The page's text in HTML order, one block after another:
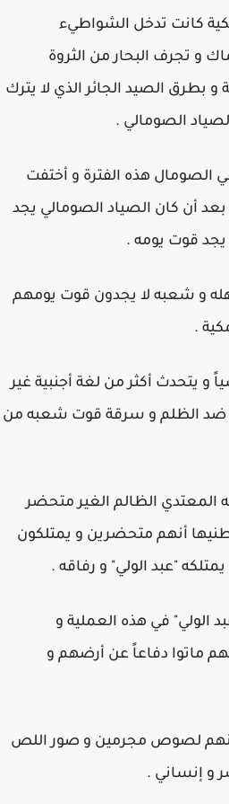
كانت تدخل الشواطيء
و تجرف البحار من الثروة
بطرق الصيد الجائر الذي لا يترك
الصومالي .
الصومال هذه الفترة و أختفت
أن كان الصياد الصومالي يجد
يجد قوت يومه .
و شعبه لا يجدون قوت يومهم
.
و يتحدث أكثر من لغة أجنبية غير
ضد الظلم و سرقة قوت شعبه من
المعتدي الظالم الغير متحضر
أنهم متحضرين و يمتلكون
"عبد الولي" و رفاقه .
الولي" في هذه العملية و
ماتوا دفاعاً عن أرضهم و
لصوص مجرمين و صور اللص
و إنساني .